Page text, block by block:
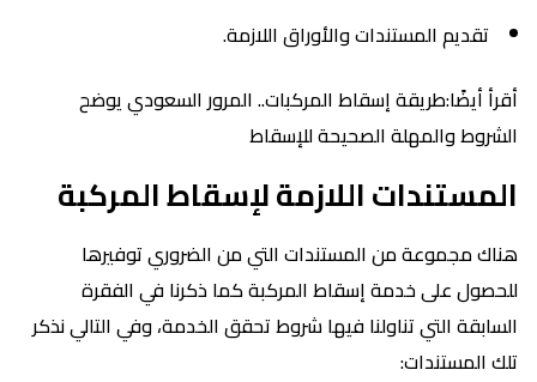
تقديم المستندات والأوراق اللازمة.
أقرأ أيضًا:طريقة إسقاط المركبات.. المرور السعودي يوضح
الشروط والمهلة الصحيحة للإسقاط
المستندات اللازمة لإسقاط المركبة
هناك مجموعة من المستندات التي من الضروري توفيرها
للحصول على خدمة إسقاط المركبة كما ذكرنا في الفقرة
السابقة التي تناولنا فيها شروط تحقق الخدمة، وفي التالي نذكر
تلك المستندات: